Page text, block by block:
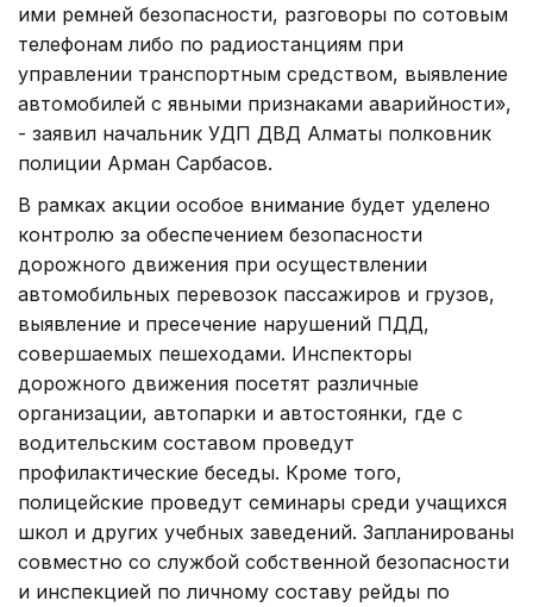
ими ремней безопасности, разговоры по сотовым
телефонам либо по радиостанциям при
управлении транспортным средством, выявление
автомобилей с явными признаками аварийности»,
- заявил начальник УДП ДВД Алматы полковник
полиции Арман Сарбасов.
В рамках акции особое внимание будет уделено
контролю за обеспечением безопасности
дорожного движения при осуществлении
автомобильных перевозок пассажиров и грузов,
выявление и пресечение нарушений ПДД,
совершаемых пешеходами. Инспекторы
дорожного движения посетят различные
организации, автопарки и автостоянки, где с
водительским составом проведут
профилактические беседы. Кроме того,
полицейские проведут семинары среди учащихся
школ и других учебных заведений. Запланированы
совместно со службой собственной безопасности
и инспекцией по личному составу рейды по